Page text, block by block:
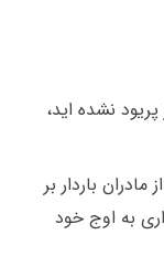
نشده اید،
باردار بر
بارداری به اوج خود